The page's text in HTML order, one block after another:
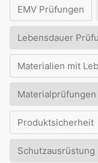
EMV Prüfungen
Lebensdauer
Materialien mit
Materialprüfungen
Produktsicherheit
Schutzausrüstung